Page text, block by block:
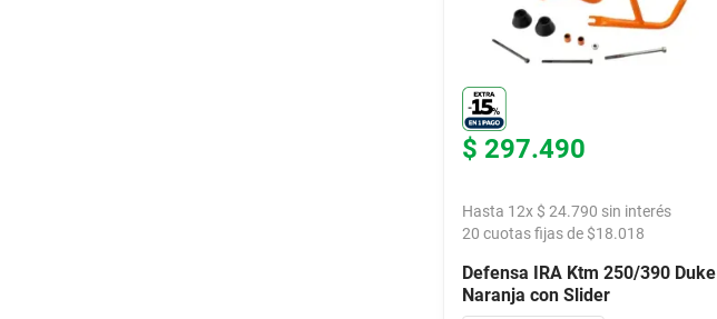
$ 297.490
Hasta 12x $ 24.790 sin interés
20 cuotas fijas de $18.018
Defensa IRA Ktm 250/390 Duke
Naranja con Slider